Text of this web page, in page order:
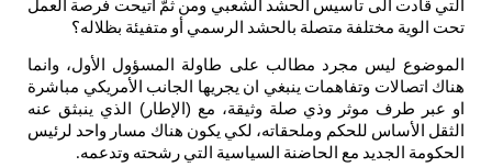
التي قادت الى تأسيس الحشد الشعبي ومن ثمّ اتيحت فرصة العمل
تحت الوية مختلفة متصلة بالحشد الرسمي أو متفيئة بظلاله؟
الموضوع ليس مجرد مطالب على طاولة المسؤول الأول، وانما
هناك اتصالات وتفاهمات ينبغي ان يجريها الجانب الأمريكي مباشرة
او عبر طرف موثر وذي صلة وثيقة، مع (الإطار) الذي ينبثق عنه
الثقل
الأساس للحكم وملحقاته، لكي يكون هناك مسار واحد لرئيس
الحكومة الجديد مع الحاضنة السياسية التي رشحته وتدعمه.